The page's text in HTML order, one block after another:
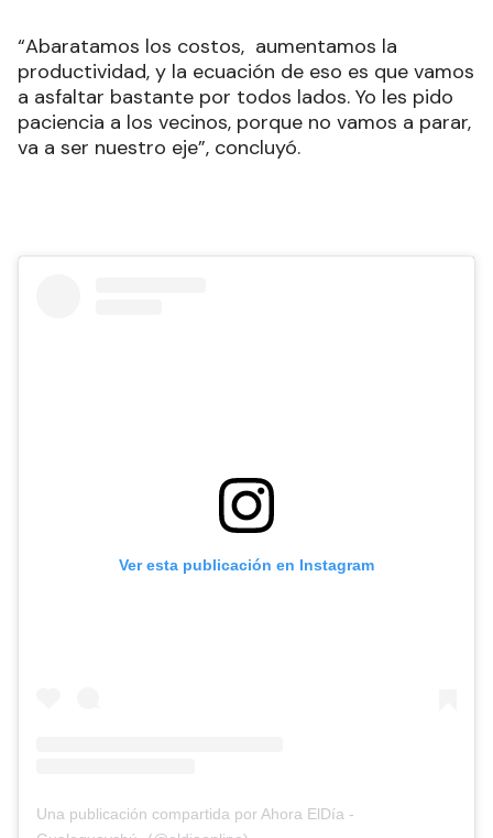
“Abaratamos los costos, aumentamos la
productividad, y la ecuación de eso es que vamos
a asfaltar bastante por todos lados. Yo les pido
paciencia a los vecinos, porque no vamos a parar,
va a ser nuestro eje”, concluyó.
Ver esta publicación en Instagram
Una publicación compartida por Ahora ElDía -